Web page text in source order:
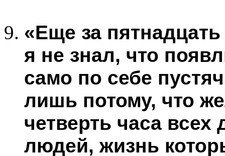
«Еще за
я не знал, что
само по себе
лишь потому, что
четверть часа всех
людей, жизнь